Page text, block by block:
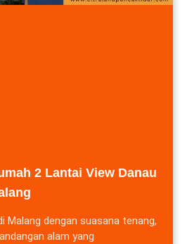
2 Lantai View Danau
Malang dengan suasana tenang,
alam yang